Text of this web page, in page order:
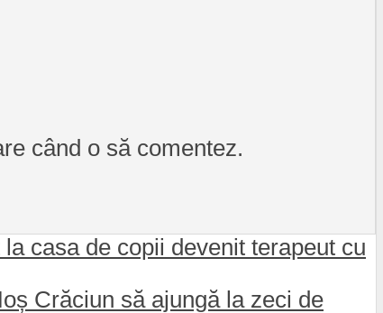
când o să comentez.
casa de copii devenit terapeut cu
Crăciun să ajungă la zeci de